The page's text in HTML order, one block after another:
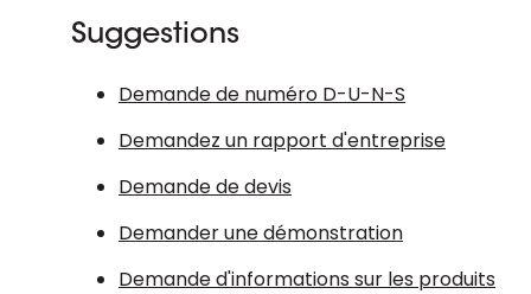
Suggestions
Demande de numéro D-U-N-S
Demandez un rapport d'entreprise
Demande de devis
Demander une démonstration
Demande d'informations sur les produits